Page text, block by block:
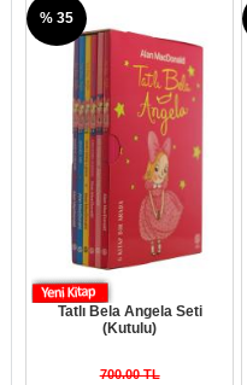
Tatlı Bela Angela Seti
(Kutulu)
700.00 TL
% 35